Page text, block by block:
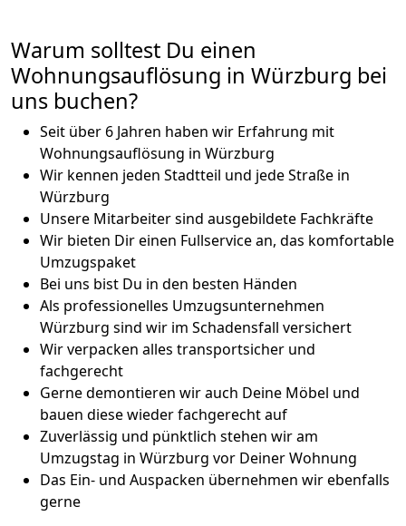
Warum solltest Du einen
Wohnungsauflösung in Würzburg bei
uns buchen?
Seit über 6 Jahren haben wir Erfahrung mit
Wohnungsauflösung in Würzburg
Wir kennen jeden Stadtteil und jede Straße in
Würzburg
Unsere Mitarbeiter sind ausgebildete Fachkräfte
Wir bieten Dir einen Fullservice an, das komfortable
Umzugspaket
Bei uns bist Du in den besten Händen
Als professionelles Umzugsunternehmen
Würzburg sind wir im Schadensfall versichert
Wir verpacken alles transportsicher und
fachgerecht
Gerne demontieren wir auch Deine Möbel und
bauen diese wieder fachgerecht auf
Zuverlässig und pünktlich stehen wir am
Umzugstag in Würzburg vor Deiner Wohnung
Das Ein- und Auspacken übernehmen wir ebenfalls
gerne